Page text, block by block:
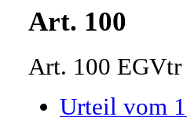
Art. 100
Art. 100 EGVtr
Urteil vom